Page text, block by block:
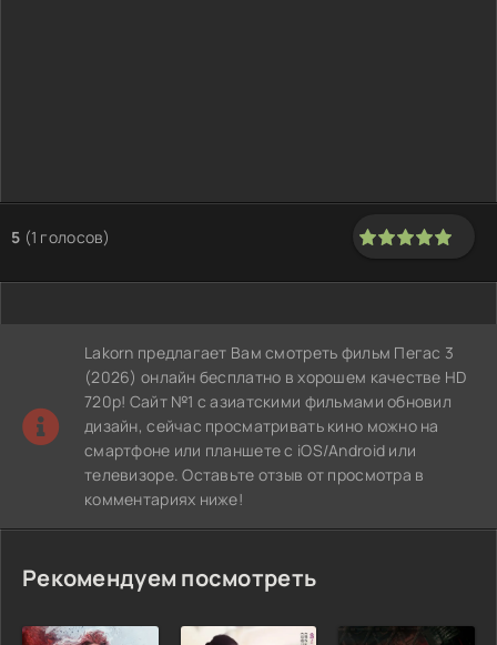
5 (1 голосов)
Lakorn предлагает Вам смотреть фильм Пегас 3
(2026) онлайн бесплатно в хорошем качестве HD
720p! Сайт №1 с азиатскими фильмами обновил
дизайн, сейчас просматривать кино можно на
смартфоне или планшете с iOS/Android или
телевизоре. Оставьте отзыв от просмотра в
комментариях ниже!
Рекомендуем посмотреть